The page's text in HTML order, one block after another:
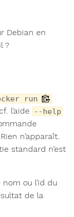
Debian en
?
run
l’aide --help
n’apparaît.
standard n’est
nom ou l’id du
de la